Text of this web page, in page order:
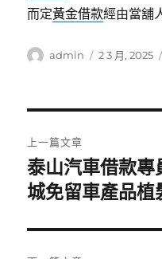
而定黃金借款經由當舖
作
admin
發
2 3 月, 2025
章
導
覽
上一篇文章
上
一
文
章:
泰山汽車借款專
城免留車產品植